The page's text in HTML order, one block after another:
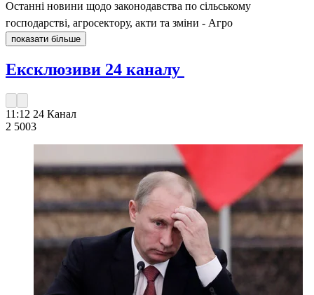
Останні новини щодо законодавства по сільському
господарстві, агросектору, акти та зміни - Агро
показати більше
Ексклюзиви 24 каналу
11:12 24 Канал
2 5003